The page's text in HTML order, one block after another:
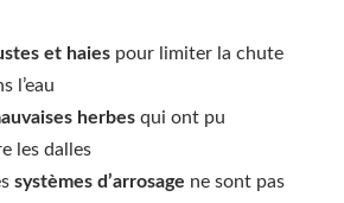
et haies pour limiter la chute
l’eau
herbes qui ont pu
les dalles
systèmes d’arrosage ne sont pas